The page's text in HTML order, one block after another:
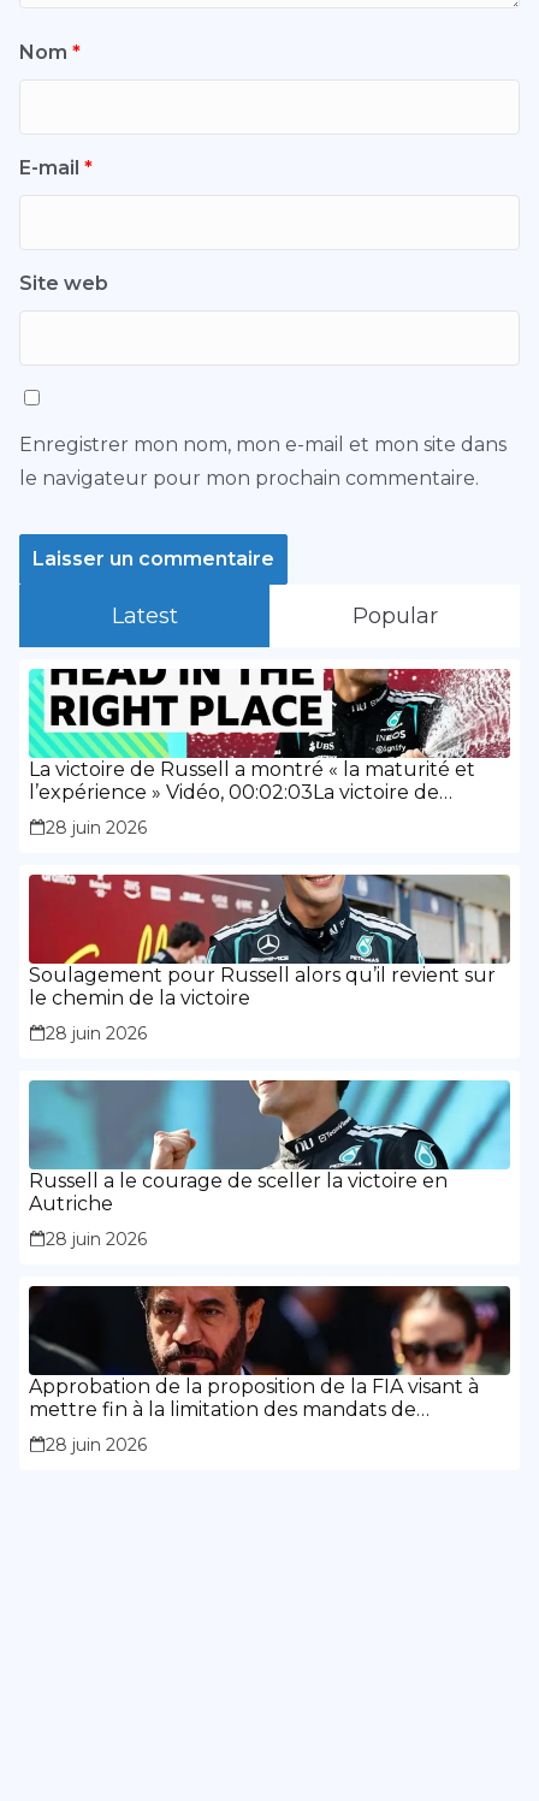
Nom *
E-mail *
Site web
Enregistrer mon nom, mon e-mail et mon site dans
le navigateur pour mon prochain commentaire.
Latest Popular
La victoire de Russell a montré « la maturité et
l’expérience » Vidéo, 00:02:03La victoire de
Russell a montré « la maturité et l’expérience »
28 juin 2026
Soulagement pour Russell alors qu’il revient sur
le chemin de la victoire
28 juin 2026
Russell a le courage de sceller la victoire en
Autriche
28 juin 2026
Approbation de la proposition de la FIA visant à
mettre fin à la limitation des mandats de
présidence
28 juin 2026